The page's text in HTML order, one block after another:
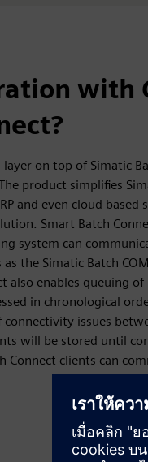
with
on top of Simatic
product simplifies
and even cloud based
Smart Batch
system can
the Simatic Batch
enables queuing of
in chronological
issues
will be stored until
Connect clients can